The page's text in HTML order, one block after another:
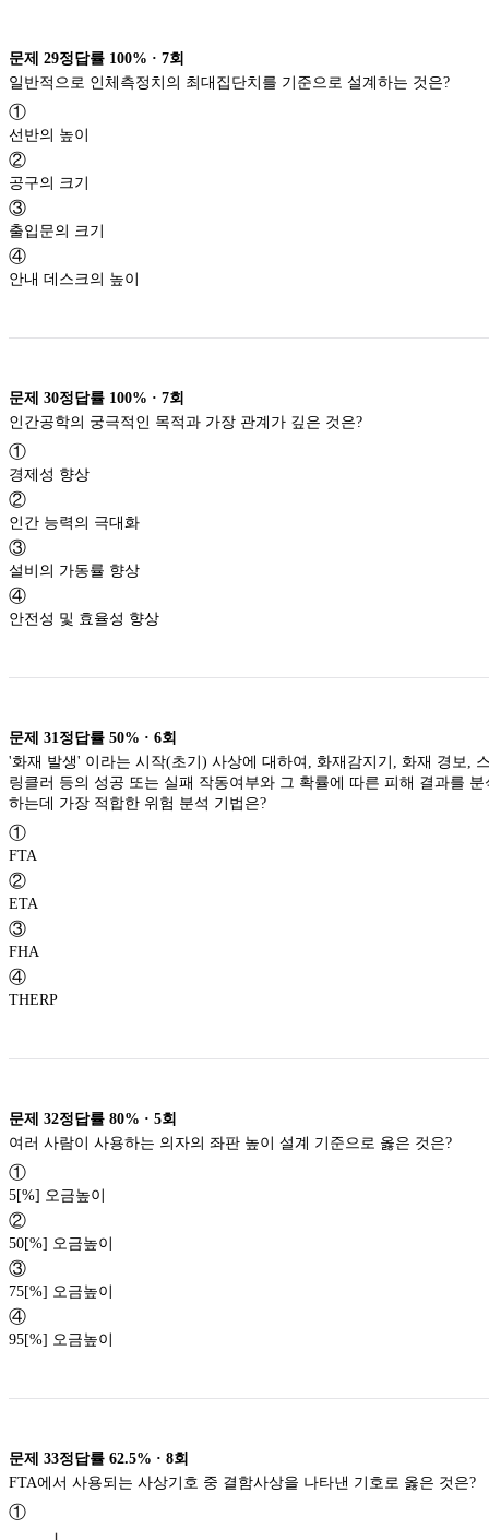
문제 29정답률 100% · 7회
일반적으로 인체측정치의 최대집단치를 기준으로 설계하는 것은?
①
선반의 높이
②
공구의 크기
③
출입문의 크기
④
안내 데스크의 높이
문제 30정답률 100% · 7회
인간공학의 궁극적인 목적과 가장 관계가 깊은 것은?
①
경제성 향상
②
인간 능력의 극대화
③
설비의 가동률 향상
④
안전성 및 효율성 향상
문제 31 정답률 50% · 6회
'화재 발생' 이라는 시작(초기) 사상에 대하여, 화재감지기, 화재 경보,
링클러 등의 성공 또는 실패 작동여부와 그 확률에 따른 피해 결과를 분
하는데 가장 적합한 위험 분석 기법은?
①
FTA
②
ETA
③
FHA
④
THERP
문제 32정답률 80% · 5회
여러 사람이 사용하는 의자의 좌판 높이 설계 기준으로 옳은 것은?
①
5[%] 오금높이
②
50[%] 오금높이
③
75[%] 오금높이
④
95[%] 오금높이
문제 33정답률 62.5% · 8회
FTA에서 사용되는 사상기호 중 결함사상을 나타낸 기호로 옳은 것은?
①